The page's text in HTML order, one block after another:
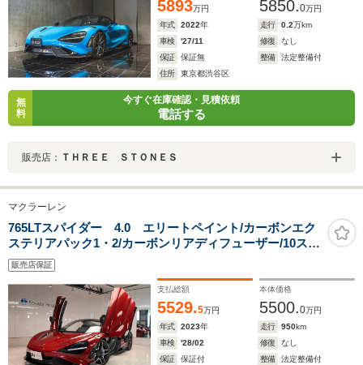
5893万円 5850.0万円
年式
2022年 走行 0.2万km
車検
'27/11 修復
なし
保証
保証無 整備
法定整備付
住所
東京都渋谷区
無
料
今すぐ在庫確認・見積依頼
電話する
販売店： ＴＨＲＥＥ ＳＴＯＮＥＳ
マクラーレン
765LTスパイダー 4.0 エリートペイント/カーボンエク
ステリアパック1・2/カーボンリアディフューザー/10スポ
ークスーパーライトウエイトホイール/カーボンサイドシ
ルパネル/カーボンフロントエアインテーク/アルカンタラ
インテリア
販売店保証
支払総額
5529.5万円
本体価格
5500.0万円
年式
2023年 走行 950km
車検
'28/02 修復
なし
保証
保証付 整備
法定整備付